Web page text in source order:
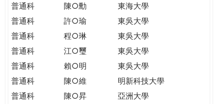
普通科
陳○勳
東海大學
普通科
許○瑜
東吳大學
普通科
程○琳
東吳大學
普通科
江○璽
東吳大學
普通科
賴○明
東吳大學
普通科
陳○維
明新科技大學
普通科
陳○昇
亞洲大學